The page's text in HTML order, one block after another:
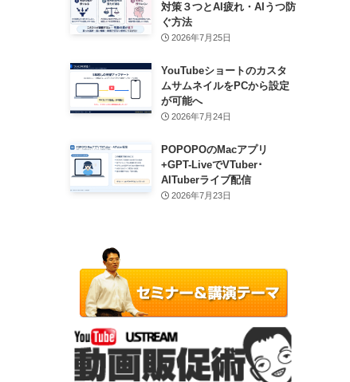
対策３つとAI疲れ・AIうつ防
ぐ方法
2026年7月25日
YouTubeショートのカスタ
ムサムネイルをPCから設定
が可能へ
2026年7月24日
POPOPOのMacアプリ
+GPT-LiveでVTuber･
AITuberライブ配信
2026年7月23日